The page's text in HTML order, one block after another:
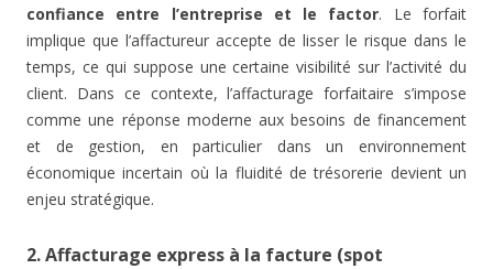
confiance entre l’entreprise et le factor. Le forfait
implique que l’affactureur accepte de lisser le risque dans le
temps, ce qui suppose une certaine visibilité sur l’activité du
client. Dans ce contexte, l’affacturage forfaitaire s’impose
comme une réponse moderne aux besoins de financement
et de gestion, en particulier dans un environnement
économique incertain où la fluidité de trésorerie devient un
enjeu stratégique.
2. Affacturage express à la facture (spot